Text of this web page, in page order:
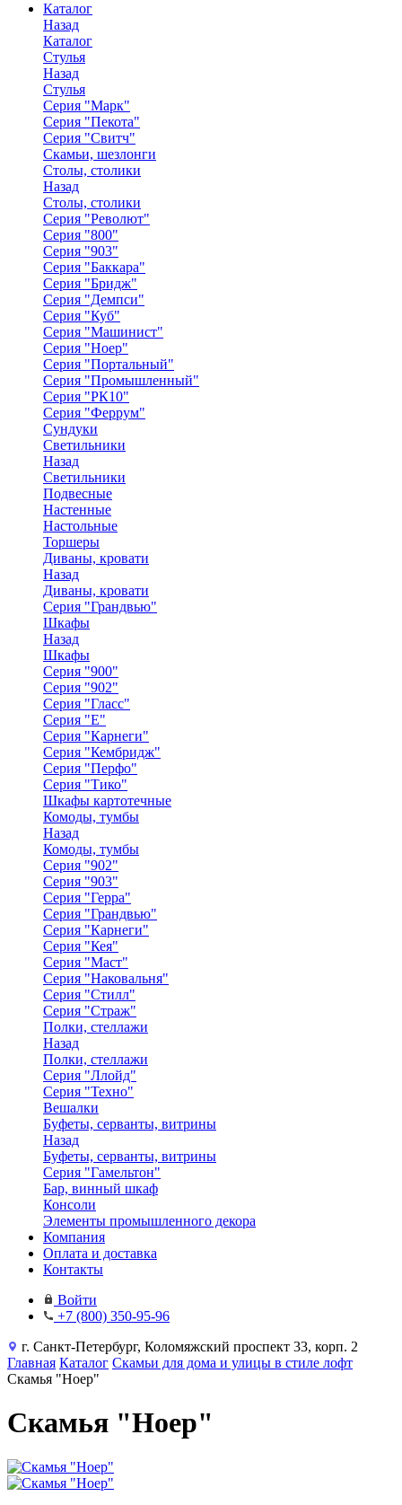
Каталог
Назад
Каталог
Стулья
Назад
Стулья
Серия "Марк"
Серия "Пекота"
Серия "Свитч"
Скамьи, шезлонги
Столы, столики
Назад
Столы, столики
Серия "Револют"
Серия "800"
Серия "903"
Серия "Баккара"
Серия "Бридж"
Серия "Демпси"
Серия "Куб"
Серия "Машинист"
Серия "Ноер"
Серия "Портальный"
Серия "Промышленный"
Серия "РК10"
Серия "Феррум"
Сундуки
Светильники
Назад
Светильники
Подвесные
Настенные
Настольные
Торшеры
Диваны, кровати
Назад
Диваны, кровати
Серия "Грандвью"
Шкафы
Назад
Шкафы
Серия "900"
Серия "902"
Серия "Гласс"
Серия "Е"
Серия "Карнеги"
Серия "Кембридж"
Серия "Перфо"
Серия "Тико"
Шкафы картотечные
Комоды, тумбы
Назад
Комоды, тумбы
Серия "902"
Серия "903"
Серия "Герра"
Серия "Грандвью"
Серия "Карнеги"
Серия "Кея"
Серия "Маст"
Серия "Наковальня"
Серия "Стилл"
Серия "Страж"
Полки, стеллажи
Назад
Полки, стеллажи
Серия "Ллойд"
Серия "Техно"
Вешалки
Буфеты, серванты, витрины
Назад
Буфеты, серванты, витрины
Серия "Гамельтон"
Бар, винный шкаф
Консоли
Элементы промышленного декора
Компания
Оплата и доставка
Контакты
Войти
+7 (800) 350-95-96
г. Санкт-Петербург, Коломяжский проспект 33, корп. 2
Главная Каталог Скамьи для дома и улицы в стиле лофт
Скамья "Ноер"
Скамья "Ноер"